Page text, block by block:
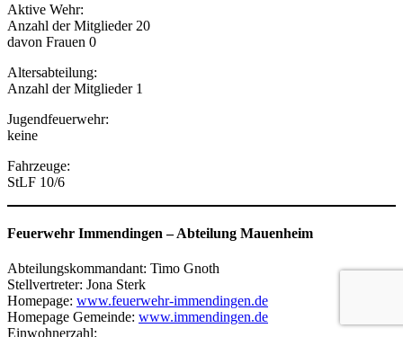
Aktive Wehr:
Anzahl der Mitglieder 20
davon Frauen 0
Altersabteilung:
Anzahl der Mitglieder 1
Jugendfeuerwehr:
keine
Fahrzeuge:
StLF 10/6
Feuerwehr Immendingen –Abteilung Mauenheim
Abteilungskommandant: Timo Gnoth
Stellvertreter: Jona Sterk
Homepage: www.feuerwehr-immendingen.de
Homepage Gemeinde: www.immendingen.de
Einwohnerzahl: